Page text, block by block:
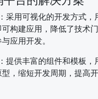
采用可视化的开发方式，
构建应用，降低了技术
应用开发。
提供丰富的组件和模板，
，缩短开发周期，提高